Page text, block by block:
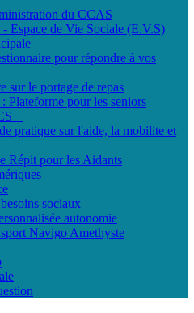
du CCAS
Espace de Vie Sociale (E.V.S)
pour répondre à vos
sur le portage de repas
pour les seniors
+
pratique sur l'aide, la mobilite et
Répit pour les Aidants
sociaux
autonomie
Navigo Amethyste